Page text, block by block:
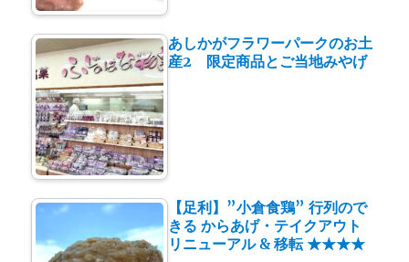
あしかがフラワーパークのお土
産2 限定商品とご当地みやげ
【足利】”小倉食鶏” 行列ので
きる からあげ・テイクアウト
リニューアル & 移転 ★★★★